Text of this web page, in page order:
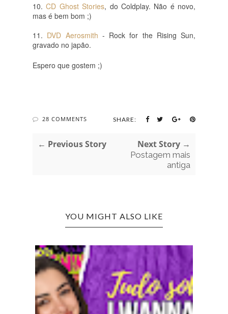
10. CD Ghost Stories, do Coldplay. Não é novo,
mas é bem bom ;)
11. DVD Aerosmith - Rock for the Rising Sun,
gravado no japão.
Espero que gostem ;)
28 COMMENTS SHARE:
← Previous Story Next Story →
Postagem mais
antiga
YOU MIGHT ALSO LIKE